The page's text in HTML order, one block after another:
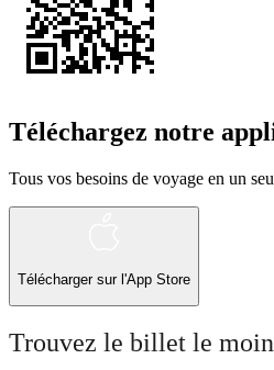
Téléchargez notre
Tous vos besoins de voyage en un
Télécharger sur l'App Store
Trouvez le billet le